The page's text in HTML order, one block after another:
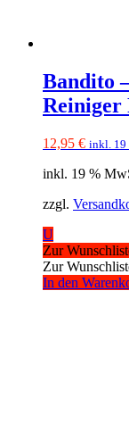
Bandito
Reiniger
12,95 € inkl. 19
inkl. 19 %
zzgl.
U
Zur
Zur
In den